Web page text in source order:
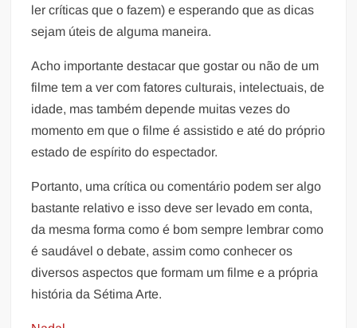
ler críticas que o fazem) e esperando que as dicas
sejam úteis de alguma maneira.
Acho importante destacar que gostar ou não de um
filme tem a ver com fatores culturais, intelectuais, de
idade, mas também depende muitas vezes do
momento em que o filme é assistido e até do próprio
estado de espírito do espectador.
Portanto, uma crítica ou comentário podem ser algo
bastante relativo e isso deve ser levado em conta,
da mesma forma como é bom sempre lembrar como
é saudável o debate, assim como conhecer os
diversos aspectos que formam um filme e a própria
história da Sétima Arte.